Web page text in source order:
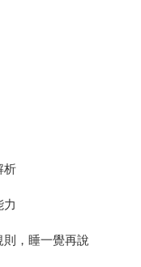
析
力
，睡一覺再說